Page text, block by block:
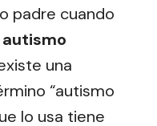
padre cuando
una
“autismo
lo usa tiene